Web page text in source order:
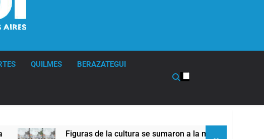
QUILMES BERAZATEGUI
cultura se sumaron a la marcha frente al Congreso contra la Ley de